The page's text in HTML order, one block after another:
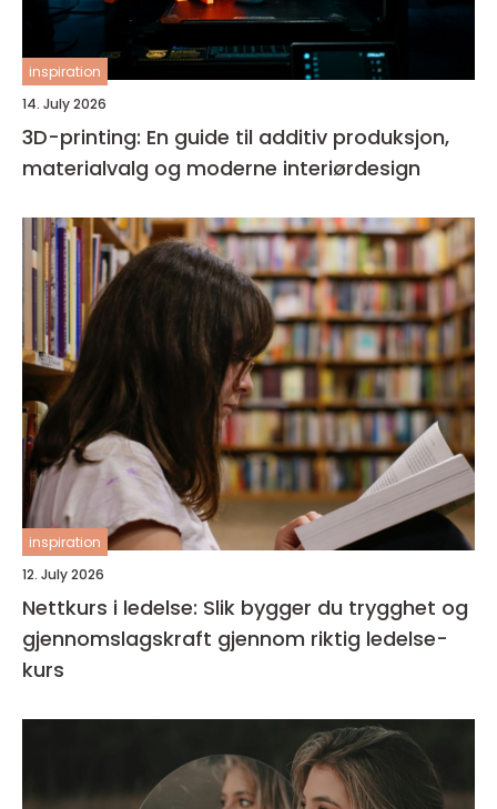
inspiration
14. July 2026
3D-printing: En guide til additiv produksjon,
materialvalg og moderne interiørdesign
inspiration
12. July 2026
Nettkurs i ledelse: Slik bygger du trygghet og
gjennomslagskraft gjennom riktig ledelse-
kurs